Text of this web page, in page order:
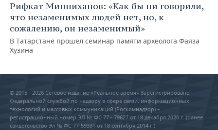
Рифкат Минниханов: «Как бы ни говорили,
что незаменимых людей нет, но, к
сожалению, он незаменимый»
В Татарстане прошел семинар памяти археолога Фаяза
Хузина
© 2015 - 2026 Сетевое издание «Реальное время» Зарегистрировано
Федеральной службой по надзору в сфере связи, информационных
технологий и массовых коммуникаций (Роскомнадзор) –
регистрационный номер ЭЛ № ФС 77 - 79627 от 18 декабря 2020 г. (ранее
свидетельство Эл № ФС 77-59331 от 18 сентября 2014 г.)